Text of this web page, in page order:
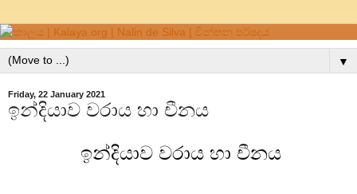
▼
Friday, 22 January 2021
ඉන්දියාව වරාය හා චීනය
ඉන්දියාව වරාය හා චීනය